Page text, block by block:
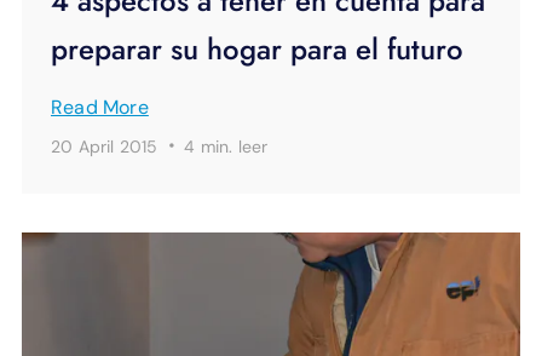
preparar su hogar para el futuro
Read More
20 April 2015 ·4 min. leer